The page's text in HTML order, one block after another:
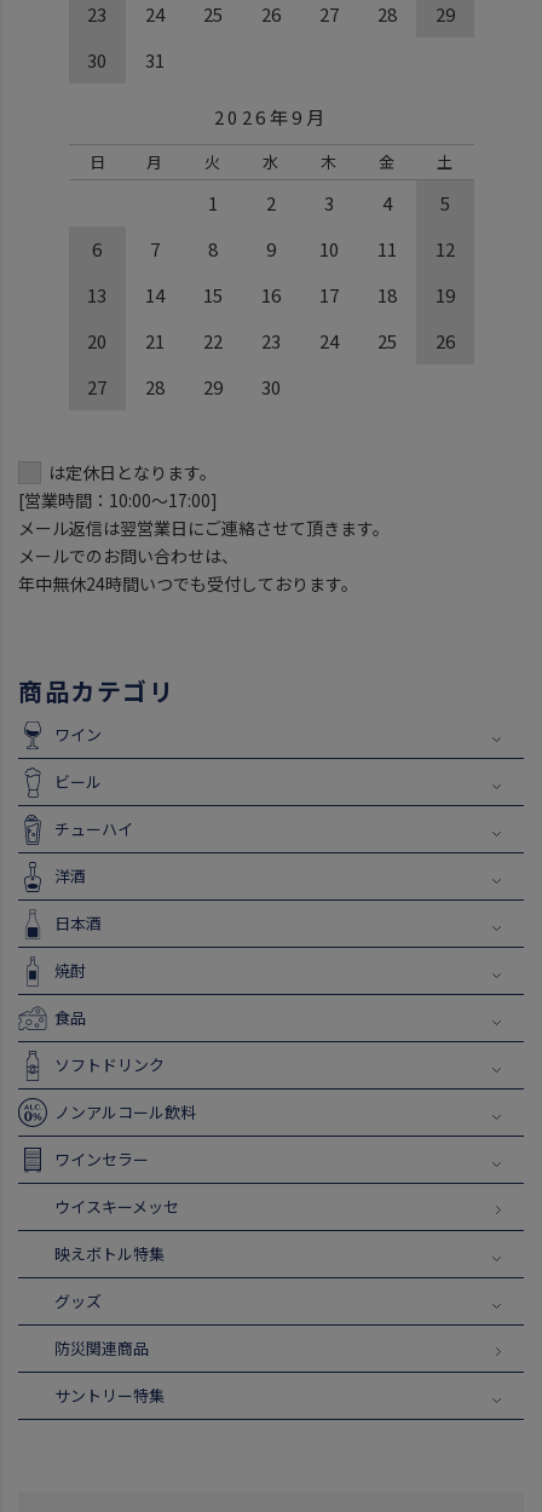
23
24 25 26 27 28
29
30
31
2026年9月
日 月 火 水 木 金 土
1 2 3 4
5
6
7 8 9 10 11
12
13
14 15 16 17 18
19
20
21 22 23 24 25
26
27
28 29 30
は定休日となります。
[営業時間：10:00～17:00]
メール返信は翌営業日にご連絡させて頂きます。
メールでのお問い合わせは、
年中無休24時間いつでも受付しております。
商品カテゴリ
ワイン
ビール
チューハイ
洋酒
日本酒
焼酎
食品
ソフトドリンク
ノンアルコール飲料
ワインセラー
ウイスキーメッセ
映えボトル特集
グッズ
防災関連商品
サントリー特集